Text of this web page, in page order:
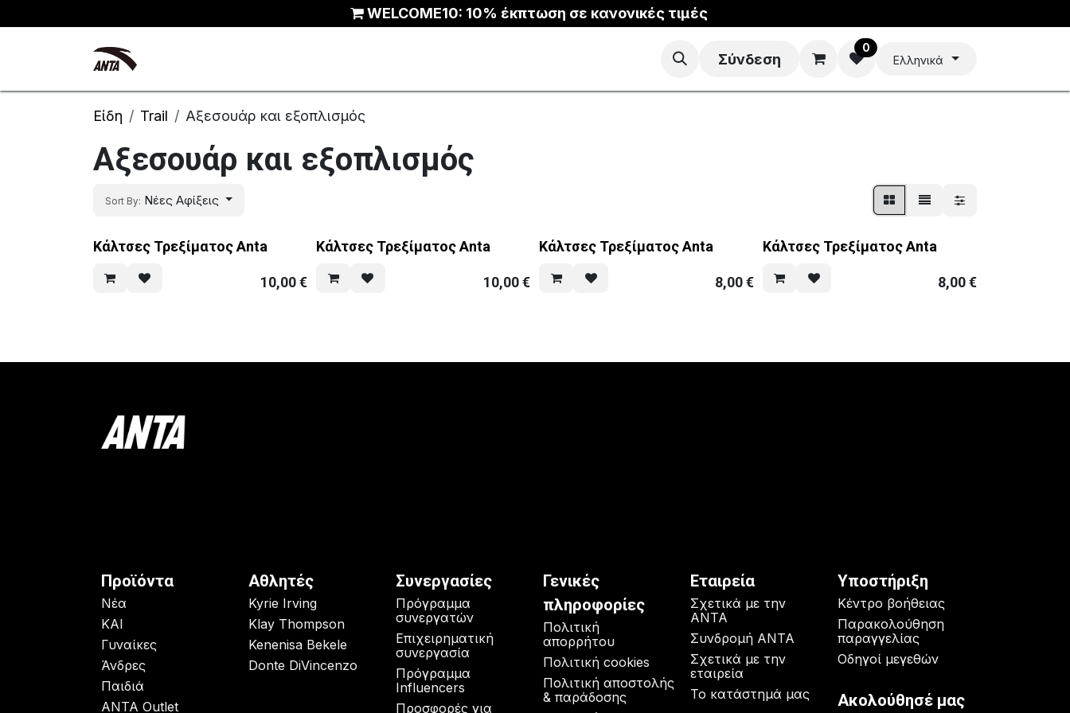
WELCOME10: 10% έκπτωση σε κανονικές τιμές
Σύνδεση
0
Ελληνικά
Είδη Trail Αξεσουάρ και εξοπλισμός
Αξεσουάρ και εξοπλισμός
Sort By: Νέες Αφίξεις
Κάλτσες Τρεξίματος Anta
10,00€
Κάλτσες Τρεξίματος Anta
10,00€
Κάλτσες Τρεξίματος Anta
8,00€
Κάλτσες Τρεξίματος Anta
8,00€
Συνεργασίες
Πρόγραμμα
συνεργατών
Επιχειρηματική
συνεργασία
Πρόγραμμα
Influencers
Προσφορές για
Γενικές
πληροφορίες
Πολιτική
απορρήτου
Πολιτική cookies
Πολιτική αποστολής
& παράδοσης
Εταιρεία
Σχετικά με την
ANTA
Συνδρομή ANTA
Σχετικά με την
εταιρεία
Το κατάστημά μας
Υποστήριξη
Κέντρο βοήθειας
Παρακολούθηση
παραγγελίας
Οδηγοί μεγεθών
Ακολούθησέ μας
Αθλητές
Kyrie Irving
Klay Thompson
Kenenisa Bekele
Donte DiVincenzo
Προϊόντα
Νέα
KAI
Γυναίκες
Άνδρες
Παιδιά
ANTA Outlet